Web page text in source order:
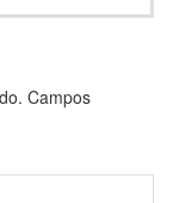
Campos